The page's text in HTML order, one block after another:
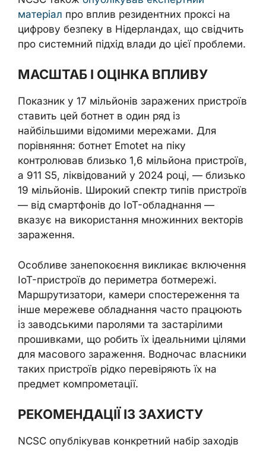
матеріал про вплив резидентних проксі на
цифрову безпеку в Нідерландах, що свідчить
про системний підхід влади до цієї проблеми.
МАСШТАБ І ОЦІНКА ВПЛИВУ
Показник у 17 мільйонів заражених пристроїв
ставить цей ботнет в один ряд із
найбільшими відомими мережами. Для
порівняння: ботнет Emotet на піку
контролював близько 1,6 мільйона пристроїв,
а 911 S5, ліквідований у 2024 році, — близько
19 мільйонів. Широкий спектр типів пристроїв
— від смартфонів до IoT-обладнання —
вказує на використання множинних векторів
зараження.
Особливе занепокоєння викликає включення
IoT-пристроїв до периметра ботмережі.
Маршрутизатори, камери спостереження та
інше мережеве обладнання часто працюють
із заводськими паролями та застарілими
прошивками, що робить їх ідеальними цілями
для масового зараження. Водночас власники
таких пристроїв рідко перевіряють їх на
предмет компрометації.
РЕКОМЕНДАЦІЇ ІЗ ЗАХИСТУ
NCSC опублікував конкретний набір заходів